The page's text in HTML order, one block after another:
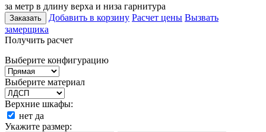
за метр в длину верха и низа гарнитура
Заказать Добавить в корзину Расчет цены Вызвать
замерщика
Получить расчет
Выберите конфигурацию
Выберите материал
Верхние шкафы:
нет да
Укажите размер: